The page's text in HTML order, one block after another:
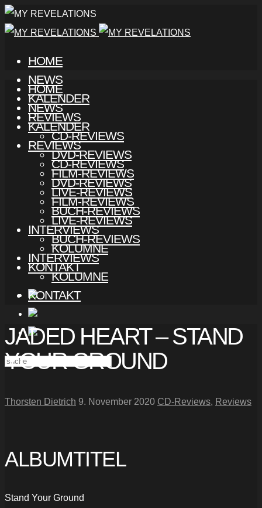
HOME
NEWS
KALENDER
REVIEWS
CD-REVIEWS
DVD-REVIEWS
FILM-REVIEWS
LIVE-REVIEWS
BUCH-REVIEWS
INTERVIEWS
KOLUMNE
KONTAKT
HOME
NEWS
KALENDER
REVIEWS
CD-REVIEWS
DVD-REVIEWS
FILM-REVIEWS
LIVE-REVIEWS
BUCH-REVIEWS
INTERVIEWS
KOLUMNE
KONTAKT
JADED HEART – STAND
YOUR GROUND
Thorsten Dietrich 9. November 2020 CD-Reviews, Reviews
ALBUMTITEL
Stand Your Ground